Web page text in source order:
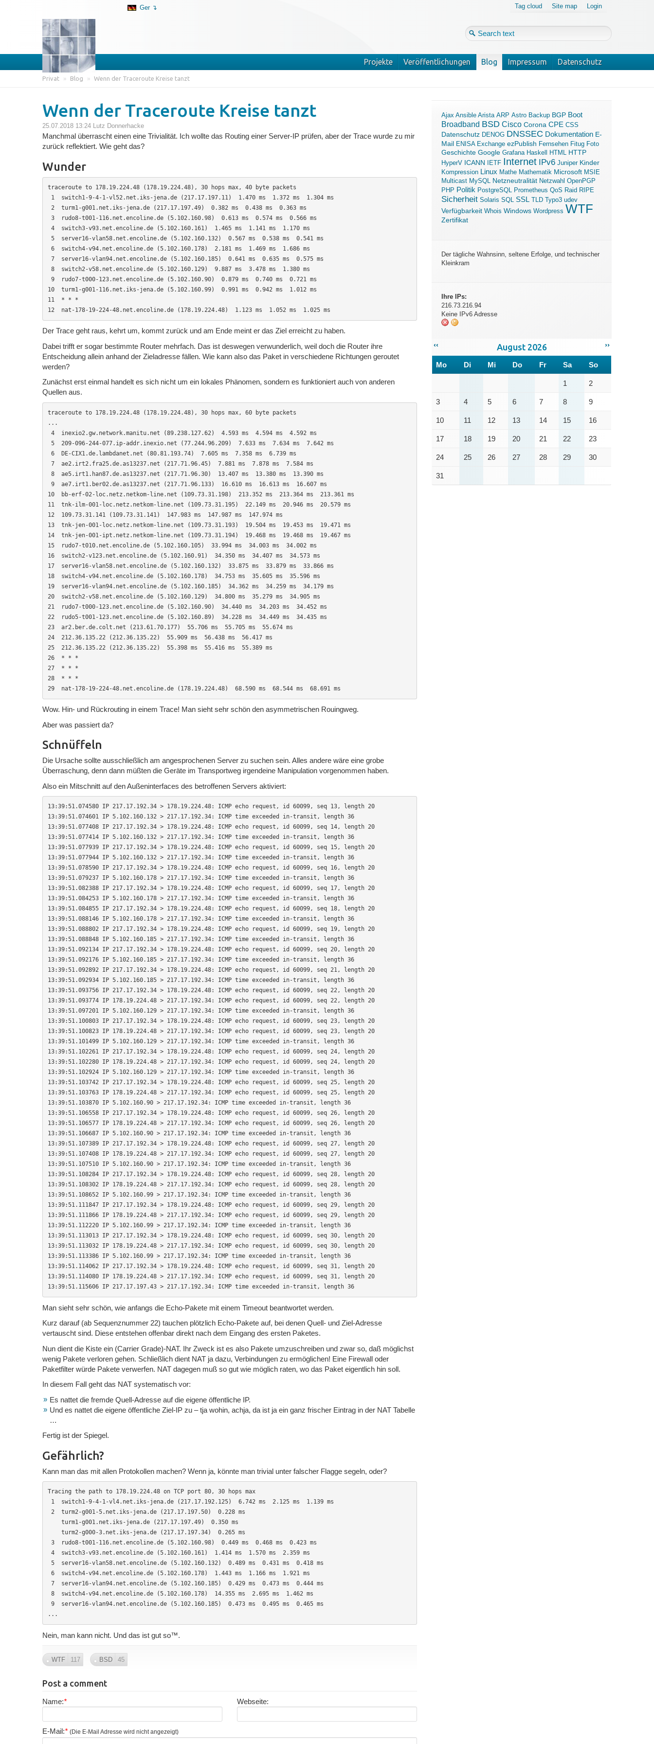
Ger ↴ Tag cloud Site map Login
Forgot your password? Login
Projekte Veröffentlichungen Blog Impressum Datenschutz
Privat » Blog » Wenn der Traceroute Kreise tanzt
Wenn der Traceroute Kreise tanzt
25.07.2018 13:24 Lutz Donnerhacke
Manchmal überrascht einen eine Trivialität. Ich wollte das Routing einer Server-IP prüfen, aber der Trace wurde zu mir
zurück reflektiert. Wie geht das?
Wunder
traceroute to 178.19.224.48 (178.19.224.48), 30 hops max, 40 byte packets
2  turm1-g001.net.iks-jena.de (217.17.197.49)  0.382 ms  0.438 ms  0.363 ms
3  rudo8-t001-116.net.encoline.de (5.102.160.98)  0.613 ms  0.574 ms  0.566 ms
4  switch3-v93.net.encoline.de (5.102.160.161)  1.465 ms  1.141 ms  1.170 ms
5  server16-vlan58.net.encoline.de (5.102.160.132)  0.567 ms  0.538 ms  0.541 ms
6  switch4-v94.net.encoline.de (5.102.160.178)  2.181 ms  1.469 ms  1.686 ms
7  server16-vlan94.net.encoline.de (5.102.160.185)  0.641 ms  0.635 ms  0.575 ms
8  switch2-v58.net.encoline.de (5.102.160.129)  9.887 ms  3.478 ms  1.380 ms
9  rudo7-t000-123.net.encoline.de (5.102.160.90)  0.879 ms  0.740 ms  0.721 ms
10  turm1-g001-116.net.iks-jena.de (5.102.160.99)  0.991 ms  0.942 ms  1.012 ms
11  * * *
12  nat-178-19-224-48.net.encoline.de (178.19.224.48)  1.123 ms  1.052 ms  1.025 ms
Der Trace geht raus, kehrt um, kommt zurück und am Ende meint er das Ziel erreicht zu haben.
Dabei trifft er sogar bestimmte Router mehrfach. Das ist deswegen verwunderlich, weil doch die Router ihre
Entscheidung allein anhand der Zieladresse fällen. Wie kann also das Paket in verschiedene Richtungen geroutet
werden?
Zunächst erst einmal handelt es sich nicht um ein lokales Phänomen, sondern es funktioniert auch von anderen
Quellen aus.
traceroute to 178.19.224.48 (178.19.224.48), 30 hops max, 60 byte packets
...
4  inexio2.gw.network.manitu.net (89.238.127.62)  4.593 ms  4.594 ms  4.592 ms
5  209-096-244-077.ip-addr.inexio.net (77.244.96.209)  7.633 ms  7.634 ms  7.642 ms
6  DE-CIX1.de.lambdanet.net (80.81.193.74)  7.605 ms  7.358 ms  6.739 ms
7  ae2.irt2.fra25.de.as13237.net (217.71.96.45)  7.881 ms  7.878 ms  7.584 ms
8  ae5.irt1.han87.de.as13237.net (217.71.96.30)  13.407 ms  13.380 ms  13.390 ms
9  ae7.irt1.ber02.de.as13237.net (217.71.96.133)  16.610 ms  16.613 ms  16.607 ms
10  bb-erf-02-loc.netz.netkom-line.net (109.73.31.198)  213.352 ms  213.364 ms  213.361 ms
11  tnk-ilm-001-loc.netz.netkom-line.net (109.73.31.195)  22.149 ms  20.946 ms  20.579 ms
12  109.73.31.141 (109.73.31.141)  147.983 ms  147.987 ms  147.974 ms
13  tnk-jen-001-loc.netz.netkom-line.net (109.73.31.193)  19.504 ms  19.453 ms  19.471 ms
14  tnk-jen-001-ipt.netz.netkom-line.net (109.73.31.194)  19.468 ms  19.468 ms  19.467 ms
15  rudo7-t010.net.encoline.de (5.102.160.105)  33.994 ms  34.003 ms  34.002 ms
16  switch2-v123.net.encoline.de (5.102.160.91)  34.350 ms  34.407 ms  34.573 ms
17  server16-vlan58.net.encoline.de (5.102.160.132)  33.875 ms  33.879 ms  33.866 ms
18  switch4-v94.net.encoline.de (5.102.160.178)  34.753 ms  35.605 ms  35.596 ms
19  server16-vlan94.net.encoline.de (5.102.160.185)  34.362 ms  34.259 ms  34.179 ms
20  switch2-v58.net.encoline.de (5.102.160.129)  34.800 ms  35.279 ms  34.905 ms
21  rudo7-t000-123.net.encoline.de (5.102.160.90)  34.440 ms  34.203 ms  34.452 ms
22  rudo5-t001-123.net.encoline.de (5.102.160.89)  34.228 ms  34.449 ms  34.435 ms
23  ar2.ber.de.colt.net (213.61.70.177)  55.706 ms  55.705 ms  55.674 ms
24  212.36.135.22 (212.36.135.22)  55.909 ms  56.438 ms  56.417 ms
25  212.36.135.22 (212.36.135.22)  55.398 ms  55.416 ms  55.389 ms
26  * * *
27  * * *
28  * * *
29  nat-178-19-224-48.net.encoline.de (178.19.224.48)  68.590 ms  68.544 ms  68.691 ms
Wow. Hin- und Rückrouting in einem Trace! Man sieht sehr schön den asymmetrischen Rouingweg.
Aber was passiert da?
Schnüffeln
Die Ursache sollte ausschließlich am angesprochenen Server zu suchen sein. Alles andere wäre eine grobe
Überraschung, denn dann müßten die Geräte im Transportweg irgendeine Manipulation vorgenommen haben.
Also ein Mitschnitt auf den Außeninterfaces des betroffenen Servers aktiviert:
13:39:51.074580 IP 217.17.192.34 > 178.19.224.48: ICMP echo request, id 60099, seq 13, length 20
13:39:51.074601 IP 5.102.160.132 > 217.17.192.34: ICMP time exceeded in-transit, length 36
13:39:51.077408 IP 217.17.192.34 > 178.19.224.48: ICMP echo request, id 60099, seq 14, length 20
13:39:51.077414 IP 5.102.160.132 > 217.17.192.34: ICMP time exceeded in-transit, length 36
13:39:51.077939 IP 217.17.192.34 > 178.19.224.48: ICMP echo request, id 60099, seq 15, length 20
13:39:51.077944 IP 5.102.160.132 > 217.17.192.34: ICMP time exceeded in-transit, length 36
13:39:51.078590 IP 217.17.192.34 > 178.19.224.48: ICMP echo request, id 60099, seq 16, length 20
13:39:51.079237 IP 5.102.160.178 > 217.17.192.34: ICMP time exceeded in-transit, length 36
13:39:51.082388 IP 217.17.192.34 > 178.19.224.48: ICMP echo request, id 60099, seq 17, length 20
13:39:51.084253 IP 5.102.160.178 > 217.17.192.34: ICMP time exceeded in-transit, length 36
13:39:51.084855 IP 217.17.192.34 > 178.19.224.48: ICMP echo request, id 60099, seq 18, length 20
13:39:51.088146 IP 5.102.160.178 > 217.17.192.34: ICMP time exceeded in-transit, length 36
13:39:51.088802 IP 217.17.192.34 > 178.19.224.48: ICMP echo request, id 60099, seq 19, length 20
13:39:51.088848 IP 5.102.160.185 > 217.17.192.34: ICMP time exceeded in-transit, length 36
13:39:51.092134 IP 217.17.192.34 > 178.19.224.48: ICMP echo request, id 60099, seq 20, length 20
13:39:51.092176 IP 5.102.160.185 > 217.17.192.34: ICMP time exceeded in-transit, length 36
13:39:51.092892 IP 217.17.192.34 > 178.19.224.48: ICMP echo request, id 60099, seq 21, length 20
13:39:51.092934 IP 5.102.160.185 > 217.17.192.34: ICMP time exceeded in-transit, length 36
13:39:51.093756 IP 217.17.192.34 > 178.19.224.48: ICMP echo request, id 60099, seq 22, length 20
13:39:51.093774 IP 178.19.224.48 > 217.17.192.34: ICMP echo request, id 60099, seq 22, length 20
13:39:51.097201 IP 5.102.160.129 > 217.17.192.34: ICMP time exceeded in-transit, length 36
13:39:51.100803 IP 217.17.192.34 > 178.19.224.48: ICMP echo request, id 60099, seq 23, length 20
13:39:51.100823 IP 178.19.224.48 > 217.17.192.34: ICMP echo request, id 60099, seq 23, length 20
13:39:51.101499 IP 5.102.160.129 > 217.17.192.34: ICMP time exceeded in-transit, length 36
13:39:51.102261 IP 217.17.192.34 > 178.19.224.48: ICMP echo request, id 60099, seq 24, length 20
13:39:51.102280 IP 178.19.224.48 > 217.17.192.34: ICMP echo request, id 60099, seq 24, length 20
13:39:51.102924 IP 5.102.160.129 > 217.17.192.34: ICMP time exceeded in-transit, length 36
13:39:51.103742 IP 217.17.192.34 > 178.19.224.48: ICMP echo request, id 60099, seq 25, length 20
13:39:51.103763 IP 178.19.224.48 > 217.17.192.34: ICMP echo request, id 60099, seq 25, length 20
13:39:51.103870 IP 5.102.160.90 > 217.17.192.34: ICMP time exceeded in-transit, length 36
13:39:51.106558 IP 217.17.192.34 > 178.19.224.48: ICMP echo request, id 60099, seq 26, length 20
13:39:51.106577 IP 178.19.224.48 > 217.17.192.34: ICMP echo request, id 60099, seq 26, length 20
13:39:51.106687 IP 5.102.160.90 > 217.17.192.34: ICMP time exceeded in-transit, length 36
13:39:51.107389 IP 217.17.192.34 > 178.19.224.48: ICMP echo request, id 60099, seq 27, length 20
13:39:51.107408 IP 178.19.224.48 > 217.17.192.34: ICMP echo request, id 60099, seq 27, length 20
13:39:51.107510 IP 5.102.160.90 > 217.17.192.34: ICMP time exceeded in-transit, length 36
13:39:51.108284 IP 217.17.192.34 > 178.19.224.48: ICMP echo request, id 60099, seq 28, length 20
13:39:51.108302 IP 178.19.224.48 > 217.17.192.34: ICMP echo request, id 60099, seq 28, length 20
13:39:51.108652 IP 5.102.160.99 > 217.17.192.34: ICMP time exceeded in-transit, length 36
13:39:51.111847 IP 217.17.192.34 > 178.19.224.48: ICMP echo request, id 60099, seq 29, length 20
13:39:51.111866 IP 178.19.224.48 > 217.17.192.34: ICMP echo request, id 60099, seq 29, length 20
13:39:51.112220 IP 5.102.160.99 > 217.17.192.34: ICMP time exceeded in-transit, length 36
13:39:51.113013 IP 217.17.192.34 > 178.19.224.48: ICMP echo request, id 60099, seq 30, length 20
13:39:51.113032 IP 178.19.224.48 > 217.17.192.34: ICMP echo request, id 60099, seq 30, length 20
13:39:51.113386 IP 5.102.160.99 > 217.17.192.34: ICMP time exceeded in-transit, length 36
13:39:51.114062 IP 217.17.192.34 > 178.19.224.48: ICMP echo request, id 60099, seq 31, length 20
13:39:51.114080 IP 178.19.224.48 > 217.17.192.34: ICMP echo request, id 60099, seq 31, length 20
13:39:51.115606 IP 217.17.197.43 > 217.17.192.34: ICMP time exceeded in-transit, length 36
Man sieht sehr schön, wie anfangs die Echo-Pakete mit einem Timeout beantwortet werden.
Kurz darauf (ab Sequenznummer 22) tauchen plötzlich Echo-Pakete auf, bei denen Quell- und Ziel-Adresse
vertauscht sind. Diese entstehen offenbar direkt nach dem Eingang des ersten Paketes.
Nun dient die Kiste ein (Carrier Grade)-NAT. Ihr Zweck ist es also Pakete umzuschreiben und zwar so, daß möglichst
wenig Pakete verloren gehen. Schließlich dient NAT ja dazu, Verbindungen zu ermöglichen! Eine Firewall oder
Paketfilter würde Pakete verwerfen. NAT dagegen muß so gut wie möglich raten, wo das Paket eigentlich hin soll.
In diesem Fall geht das NAT systematisch vor:
Es nattet die fremde Quell-Adresse auf die eigene öffentliche IP.
Und es nattet die eigene öffentliche Ziel-IP zu – tja wohin, achja, da ist ja ein ganz frischer Eintrag in der NAT Tabelle
…
Fertig ist der Spiegel.
Gefährlich?
Kann man das mit allen Protokollen machen? Wenn ja, könnte man trivial unter falscher Flagge segeln, oder?
Tracing the path to 178.19.224.48 on TCP port 80, 30 hops max
...
Nein, man kann nicht. Und das ist gut so™.
WTF 117 BSD 45
Post a comment
Name:* Webseite:
E-Mail:* (Die E-Mail Adresse wird nicht angezeigt)
Ajax Ansible Arista ARP Astro Backup BGP Boot
Broadband BSD Cisco Corona CPE CSS
Datenschutz DENOG DNSSEC Dokumentation E-
Mail ENISA Exchange ezPublish Fernsehen Fitug Foto
Geschichte Google Grafana Haskell HTML HTTP
HyperV ICANN IETF Internet IPv6 Juniper Kinder
Kompression Linux Mathe Mathematik Microsoft MSIE
Multicast MySQL Netzneutralität Netzwahl OpenPGP
PHP Politik PostgreSQL Prometheus QoS Raid RIPE
Sicherheit Solaris SQL SSL TLD Typo3 udev
Verfügbarkeit Whois Windows Wordpress WTF
Zertifikat
Der tägliche Wahnsinn, seltene Erfolge, und technischer
Kleinkram
Ihre IPs:
216.73.216.94
Keine IPv6 Adresse
‹‹ ››
August 2026
Mo Di Mi Do Fr Sa So
1 2
3 4 5 6 7 8 9
10 11 12 13 14 15 16
17 18 19 20 21 22 23
24 25 26 27 28 29 30
31